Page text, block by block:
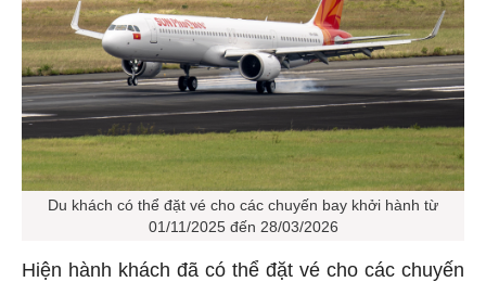
Du khách có thể đặt vé cho các chuyến bay khởi hành từ
01/11/2025 đến 28/03/2026
Hiện hành khách đã có thể đặt vé cho các chuyến